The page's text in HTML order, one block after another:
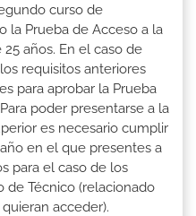
curso de
la Prueba de Acceso a la
años. En el caso de
requisitos anteriores
para aprobar la Prueba
poder presentarse a la
es necesario cumplir
en el que presentes a
para el caso de los
Técnico (relacionado
acceder).